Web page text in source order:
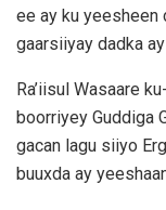
ee ay ku yeesheen
gaarsiiyay dadka
Ra’iisul Wasaare
boorriyey Guddiga
gacan lagu siiyo
buuxda ay